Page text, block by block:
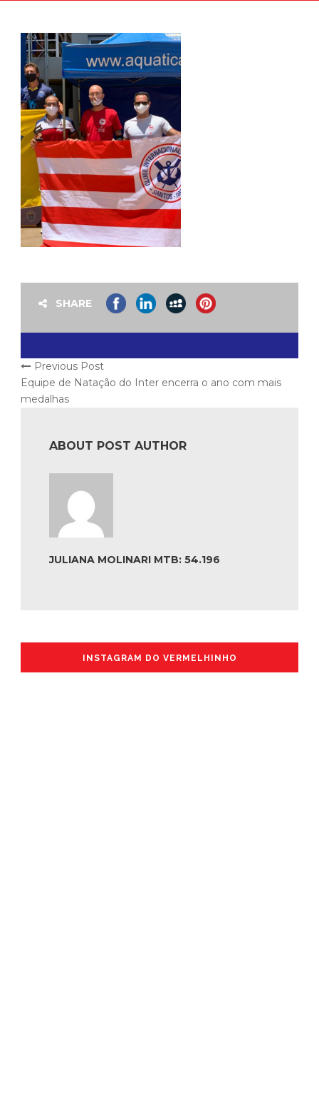
SHARE
Previous Post
Equipe de Natação do Inter encerra o ano com mais
medalhas
ABOUT POST AUTHOR
JULIANA MOLINARI MTB: 54.196
INSTAGRAM DO VERMELHINHO